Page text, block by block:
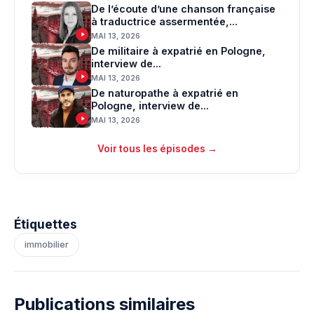
De l’écoute d’une chanson française
à traductrice assermentée,...
MAI 13, 2026
De militaire à expatrié en Pologne,
interview de...
MAI 13, 2026
De naturopathe à expatrié en
Pologne, interview de...
MAI 13, 2026
Voir tous les épisodes →
Étiquettes
immobilier
Publications similaires